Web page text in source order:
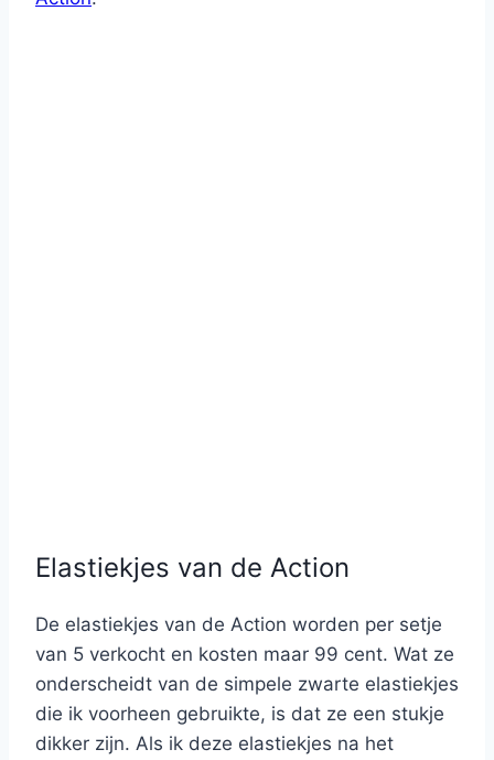
Elastiekjes van de Action
De elastiekjes van de Action worden per setje
van 5 verkocht en kosten maar 99 cent. Wat ze
onderscheidt van de simpele zwarte elastiekjes
die ik voorheen gebruikte, is dat ze een stukje
dikker zijn. Als ik deze elastiekjes na het